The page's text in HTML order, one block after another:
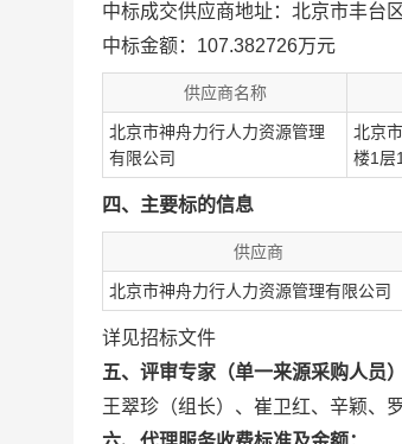
中标成交供应商地址：北京市丰台
中标金额：107.382726万元
供应商名称
北京市神舟力行人力资源管理
有限公司
北京
楼1层
四、主要标的信息
供应商
北京市神舟力行人力资源管理有限公司
详见招标文件
五、评审专家（单一来源采购人员）
王翠珍（组长）、崔卫红、辛颖、